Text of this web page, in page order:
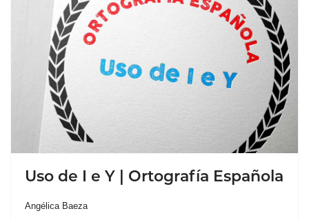
Uso de I e Y | Ortografía Española
Angélica Baeza